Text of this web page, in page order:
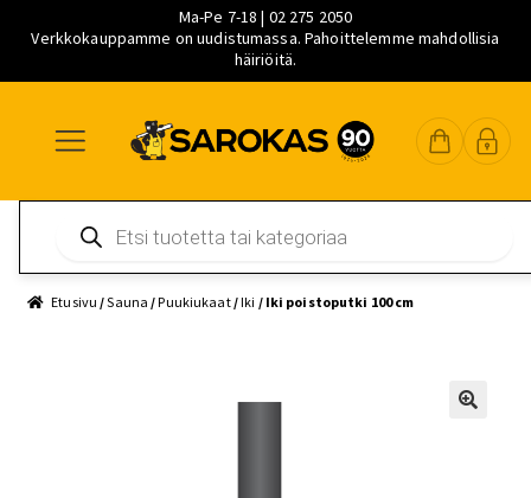
Ma-Pe 7-18 | 02 275 2050
Verkkokauppamme on uudistumassa. Pahoittelemme mahdollisia
häiriöitä.
navigointiin
sisältöön
pääsisältöön
search
Etusivu /Sauna /Puukiukaat/Iki / Iki poistoputki 100 cm